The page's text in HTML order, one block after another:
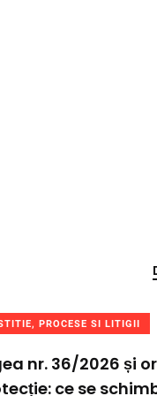
PROCESE SI LITIGII
nr. 36/2026 și
ce se